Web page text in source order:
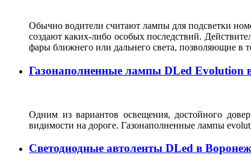
Обычно водители считают лампы для подсветки
создают каких-либо особых последствий.
фары ближнего или дальнего света, позволяющие
Газонаполненные лампы DLed Evolution
Одним из вариантов освещения, достойного
видимости на дороге. Газонаполненные лампы
Светодиодные автоленты DLed в